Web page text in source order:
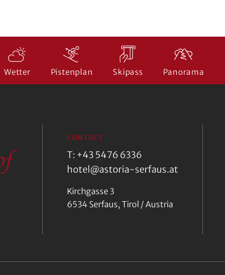
Wetter Pistenplan Skipass Panorama
CONTACT
T: +43 5476 6336
hotel@astoria-serfaus.at
Kirchgasse 3
6534 Serfaus, Tirol / Austria